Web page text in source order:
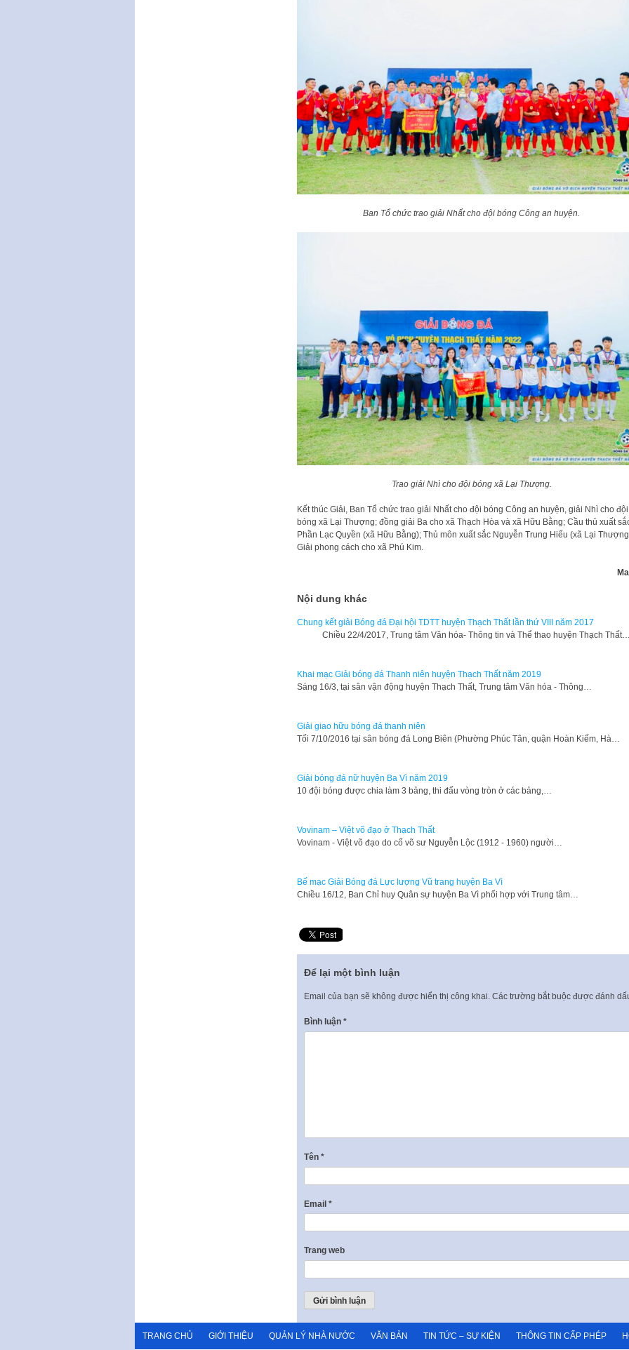
Ban Tổ chức trao giải Nhất cho đội bóng Công an huyện.
Trao giải Nhì cho đội bóng xã Lại Thượng.
Kết thúc Giải, Ban Tổ chức trao giải Nhất cho đội bóng Công an huyện, giải Nhì cho đội
bóng xã Lại Thượng; đồng giải Ba cho xã Thạch Hòa và xã Hữu Bằng; Cầu thủ xuất
Phần Lạc Quyền (xã Hữu Bằng); Thủ môn xuất sắc Nguyễn Trung Hiếu (xã Lại
Giải phong cách cho xã Phú Kim.
Nội dung khác
Chung kết giải Bóng đá Đại hội TDTT huyện Thạch Thất lần thứ VIII năm 2017
Chiều 22/4/2017, Trung tâm Văn hóa- Thông tin và Thể thao huyện Thạch Thất…
Khai mạc Giải bóng đá Thanh niên huyện Thạch Thất năm 2019
Sáng 16/3, tại sân vận động huyện Thạch Thất, Trung tâm Văn hóa - Thông…
Giải giao hữu bóng đá thanh niên
Tối 7/10/2016 tại sân bóng đá Long Biên (Phường Phúc Tân, quận Hoàn Kiếm, Hà…
Giải bóng đá nữ huyện Ba Vì năm 2019
10 đội bóng được chia làm 3 bảng, thi đấu vòng tròn ở các bảng,…
Vovinam – Việt võ đạo ở Thạch Thất
Vovinam - Việt võ đạo do cố võ sư Nguyễn Lộc (1912 - 1960) người…
Bế mạc Giải Bóng đá Lực lượng Vũ trang huyện Ba Vì
Chiều 16/12, Ban Chỉ huy Quân sự huyện Ba Vì phối hợp với Trung tâm…
Để lại một bình luận
Email của bạn sẽ không được hiển thị công khai. Các trường bắt buộc được đánh
Bình luận *
Tên *
Email *
Trang web
TRANG CHỦ GIỚI THIỆU QUẢN LÝ NHÀ NƯỚC VĂN BẢN TIN TỨC – SỰ KIỆN THÔNG TIN CẤP PHÉP